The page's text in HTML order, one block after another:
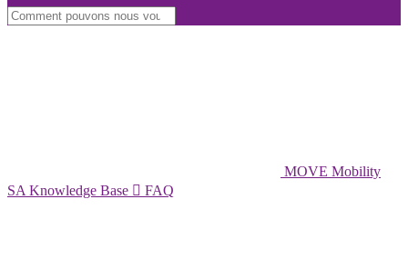
MOVE Mobility
SA Knowledge Base  FAQ